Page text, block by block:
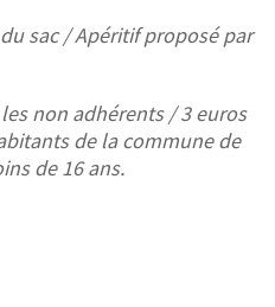
sac / Apéritif proposé par
non adhérents / 3 euros
de la commune de
de 16 ans.